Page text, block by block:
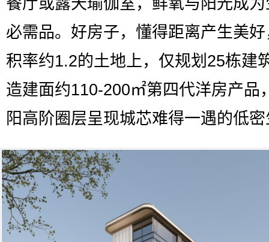
必需品。好房子，懂得距离产生美
积率约1.2的土地上，仅规划25栋建
造建面约110-200㎡第四代洋房产品
阳高阶圈层呈现城芯难得一遇的低